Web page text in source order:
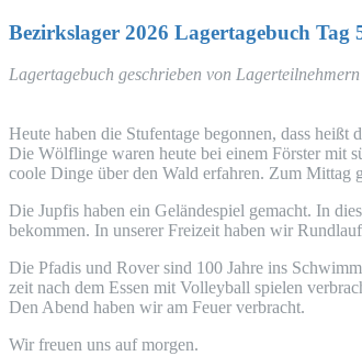
Bezirks­la­ger 2026 Lager­ta­ge­buch Tag
Lager­ta­ge­buch geschrie­ben von
Heu­te haben die Stu­fen­ta­ge begon­nen, dass
Die Wöl­f­lin­ge waren heu­te bei einem Förs­ter mit
coo­le Din­ge über den Wald erfah­ren. Zum Mit­tag
Die Jup­fis haben ein Gelän­de­spiel gemacht. In
bekom­men. In unse­rer Frei­zeit haben wir
Die Pfadis und Rover sind 100 Jah­re ins
zeit nach dem Essen mit Vol­ley­ball spie­len
Den Abend haben wir am Feu­er verbracht.
Wir freu­en uns auf morgen.